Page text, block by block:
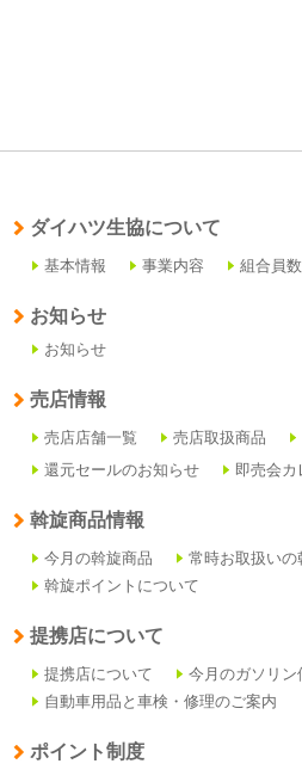
ダイハツ生協について
基本情報 事業内容 組合員
お知らせ
お知らせ
売店情報
売店店舗一覧 売店取扱商品
還元セールのお知らせ
即売会カ
斡旋商品情報
今月の斡旋商品
常時お取扱いの
斡旋ポイントについて
提携店について
提携店について
今月のガソリン
自動車用品と車検・修理のご案内
ポイント制度